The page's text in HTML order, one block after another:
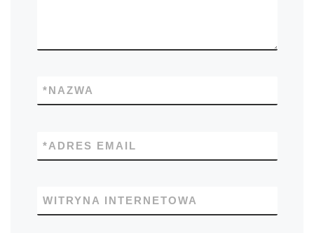
NAZWA
*
ADRES EMAIL
*
WITRYNA INTERNETOWA